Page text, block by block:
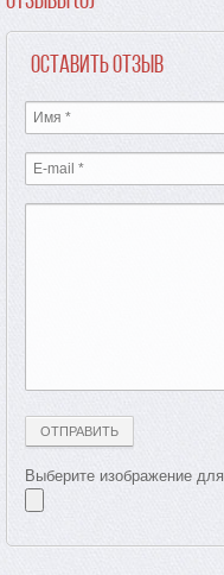
Оставить отзыв
Выберите изображение